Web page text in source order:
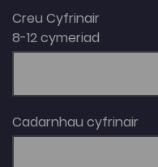
Creu Cyfrinair
8-12 cymeriad
Cadarnhau cyfrinair